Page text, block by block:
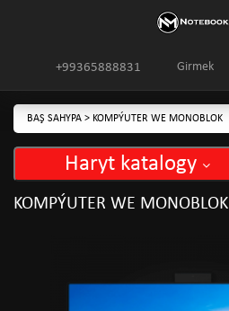
Girmek
+99365888831
BAŞ SAHYPA > KOMPÝUTER WE MONOBLOK
Haryt katalogy
KOMPÝUTER WE MONOBLOK